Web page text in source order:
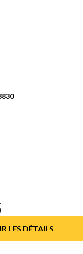
LES DÉTAILS